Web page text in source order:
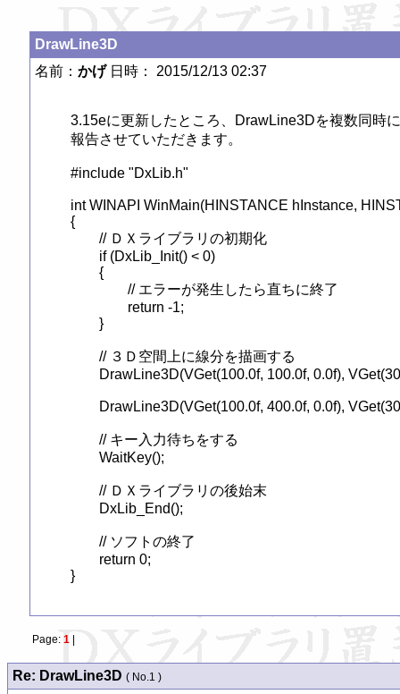
DrawLine3D
名前： かげ日時： 2015/12/13 02:37
3.15eに更新したところ、DrawLine3Dを複数同時
報告させていただきます。
#include "DxLib.h"
int WINAPI WinMain(HINSTANCE hInstance,
{
}
Page: 1|
Re: DrawLine3D ( No.1 )